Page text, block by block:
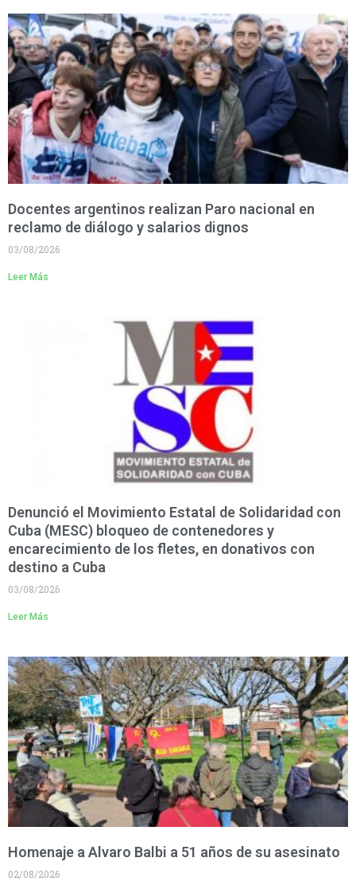
Docentes argentinos realizan Paro nacional en
reclamo de diálogo y salarios dignos
03/08/2026
Leer Más
Denunció el Movimiento Estatal de Solidaridad con
Cuba (MESC) bloqueo de contenedores y
encarecimiento de los fletes, en donativos con
destino a Cuba
03/08/2026
Leer Más
Homenaje a Alvaro Balbi a 51 años de su asesinato
02/08/2026